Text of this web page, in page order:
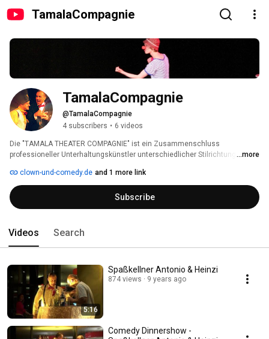
TamalaCompagnie
TamalaCompagnie
@TamalaCompagnie
4 subscribers • 6 videos
Die "TAMALA THEATER COMPAGNIE" ist ein Zusammenschluss
professioneller Unterhaltungskünstler unterschiedlicher Stilrichtungen. ...more
clown-und-comedy.de and 1 more link
Subscribe
Videos Search
5:16
Spaßkellner Antonio & Heinzi
874 views 9 years ago
Comedy Dinnershow -